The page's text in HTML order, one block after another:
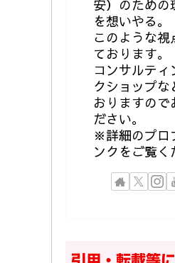
安）のため
を想いやる。
このような視
ております。
コンサルテ
クショップな
おりますので
ださい。
※詳細のプロ
ンクをご覧く